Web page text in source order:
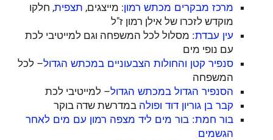
מרכז מבקרים מכתש רמון: מייצגים, תצפית, חלקו
מוקדש לזכרו של אילן רמון ז"ל
עין עבדת: מסלול לכל המשפחה וגם למייטיבי לכת
עם נופי מים
סנפיר קטן והחולות הצבעוניים במכתש הגדול– לכל
המשפחה
הסנפיר הגדול במכתש הגדול– למייטיבי לכת
קבר בן גוריון דוד ופולה במדרשת שדה בוקר
בור חמת: בור מים ליד מצפה רמון עם מים לאחר
הגשמים